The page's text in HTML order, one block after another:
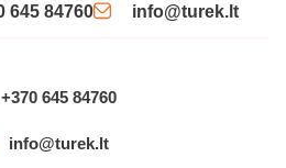
645 84760 info@turek.lt
+370 645 84760
info@turek.lt